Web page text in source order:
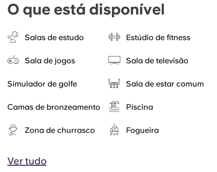
O que está disponível
Salas de estudo Estúdio de fitness
Sala de jogos Sala de televisão
Simulador de golfe Sala de estar comum
Camas de bronzeamento Piscina
Zona de churrasco Fogueira
Ver tudo